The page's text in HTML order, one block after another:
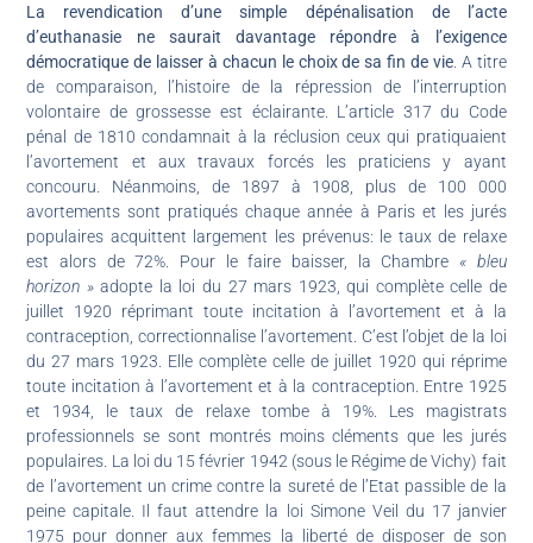
La revendication d’une simple dépénalisation de l’acte
d’euthanasie ne saurait davantage répondre à l’exigence
démocratique de laisser à chacun le choix de sa fin de vie. A titre
de comparaison, l’histoire de la répression de l’interruption
volontaire de grossesse est éclairante. L’article 317 du Code
pénal de 1810 condamnait à la réclusion ceux qui pratiquaient
l’avortement et aux travaux forcés les praticiens y ayant
concouru. Néanmoins, de 1897 à 1908, plus de 100 000
avortements sont pratiqués chaque année à Paris et les jurés
populaires acquittent largement les prévenus: le taux de relaxe
est alors de 72%. Pour le faire baisser, la Chambre « bleu
horizon »adopte la loi du 27 mars 1923, qui complète celle de
juillet 1920 réprimant toute incitation à l’avortement et à la
contraception, correctionnalise l’avortement. C’est l’objet de la loi
du 27 mars 1923. Elle complète celle de juillet 1920 qui réprime
toute incitation à l’avortement et à la contraception. Entre 1925
et 1934, le taux de relaxe tombe à 19%. Les magistrats
professionnels se sont montrés moins cléments que les jurés
populaires. La loi du 15 février 1942 (sous le Régime de Vichy) fait
de l’avortement un crime contre la sureté de l’Etat passible de la
peine capitale. Il faut attendre la loi Simone Veil du 17 janvier
1975 pour donner aux femmes la liberté de disposer de son